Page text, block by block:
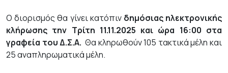
Ο διορισμός θα γίνει κατόπιν δημόσιας ηλεκτρονικής
κλήρωσης την Τρίτη 11.11.2025 και ώρα 16:00 στα
γραφεία του Δ.Σ.Α.Θα κληρωθούν 105 τακτικά μέλη και
25 αναπληρωματικά μέλη.